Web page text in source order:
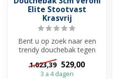
Elite Stootvast
Krasvrij
Bent u op zoek naar een
trendy douchebak tegen
scherpste prijs? Bekijk dan
deze ...
1.023,39 529,00
3 a 4 dagen